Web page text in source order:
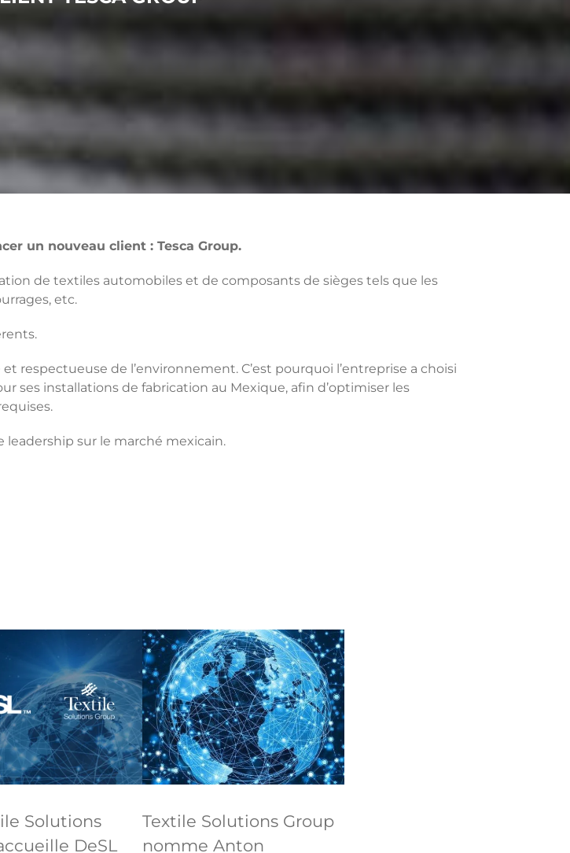
un nouveau client : Tesca Group.
de textiles automobiles et de composants de sièges tels que les
etc.
respectueuse de l’environnement. C’est pourquoi l’entreprise a choisi
ses installations de fabrication au Mexique, afin d’optimiser les
leadership sur le marché mexicain.
Solutions
DeSL
Textile Solutions Group
nomme Anton